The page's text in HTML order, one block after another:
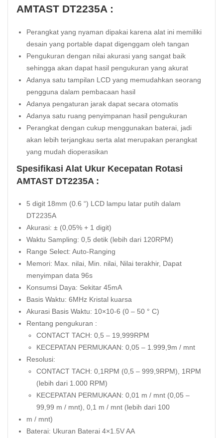
AMTAST DT2235A :
Perangkat yang nyaman dipakai karena alat ini memiliki
desain yang portable dapat digenggam oleh tangan
Pengukuran dengan nilai akurasi yang sangat baik
sehingga akan dapat hasil pengukuran yang akurat
Adanya satu tampilan LCD yang memudahkan seorang
pengguna dalam pembacaan hasil
Adanya pengaturan jarak dapat secara otomatis
Adanya satu ruang penyimpanan hasil pengukuran
Perangkat dengan cukup menggunakan baterai, jadi
akan lebih terjangkau serta alat merupakan perangkat
yang mudah dioperasikan
Spesifikasi Alat Ukur Kecepatan Rotasi
AMTAST DT2235A :
5 digit 18mm (0.6 “) LCD lampu latar putih dalam
DT2235A
Akurasi: ± (0,05% + 1 digit)
Waktu Sampling: 0,5 detik (lebih dari 120RPM)
Range Select: Auto-Ranging
Memori: Max. nilai, Min. nilai, Nilai terakhir, Dapat
menyimpan data 96s
Konsumsi Daya: Sekitar 45mA
Basis Waktu: 6MHz Kristal kuarsa
Akurasi Basis Waktu: 10×10-6 (0 – 50 ° C)
Rentang pengukuran :
CONTACT TACH: 0,5 – 19,999RPM
KECEPATAN PERMUKAAN: 0,05 – 1.999,9m / mnt
Resolusi:
CONTACT TACH: 0,1RPM (0,5 – 999,9RPM), 1RPM
(lebih dari 1.000 RPM)
KECEPATAN PERMUKAAN: 0,01 m / mnt (0,05 –
99,99 m / mnt), 0,1 m / mnt (lebih dari 100
m / mnt)
Baterai: Ukuran Baterai 4×1.5V AA